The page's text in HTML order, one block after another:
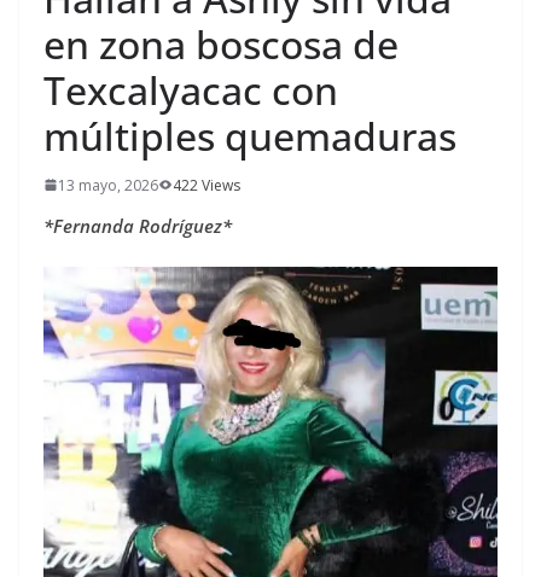
en zona boscosa de
Texcalyacac con
múltiples quemaduras
13 mayo, 2026 422 Views
*Fernanda Rodríguez*